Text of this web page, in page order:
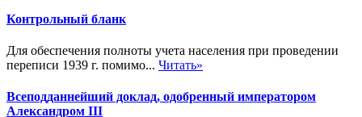
Контрольный бланк
Для обеспечения полноты учета населения при проведении
переписи 1939 г. помимо... Читать»
Всеподданнейший доклад, одобренный императором
Александром III